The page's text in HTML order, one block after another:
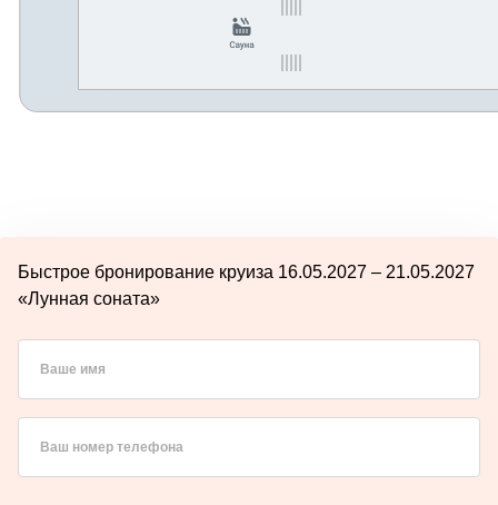
Быстрое бронирование круиза 16.05.2027 – 21.05.2027
«Лунная соната»
Ваше имя
Ваш номер телефона